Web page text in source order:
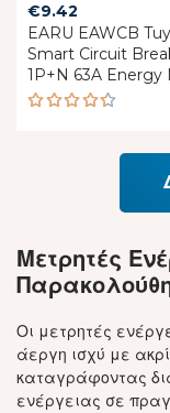
€9.42
EARU EAWCB
Smart Circuit
1P+N 63A Energy
Μετρητές
Οι μετρητές
άεργη ισχύ με
καταγράφοντας
ενέργειας σε